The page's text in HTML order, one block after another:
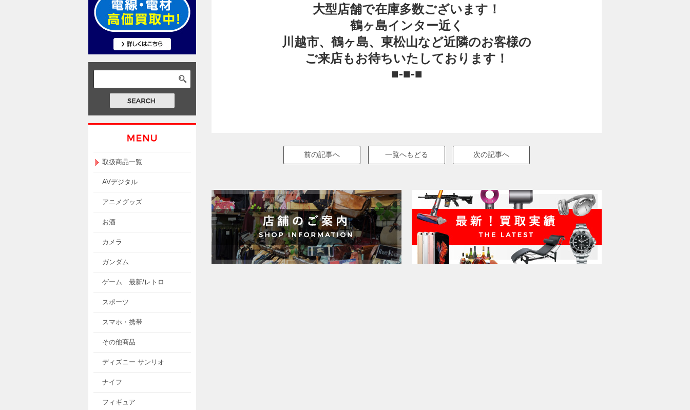
大型店舗で在庫多数ございます！
鶴ヶ島インター近く
川越市、鶴ヶ島、東松山など近隣のお客様の
ご来店もお待ちいたしております！
■-■-■
前の記事へ 次の記事へ
一覧へもどる
取扱商品一覧
AVデジタル
アニメグッズ
お酒
カメラ
ガンダム
ゲーム 最新/レトロ
スポーツ
スマホ・携帯
その他商品
ディズニー サンリオ
ナイフ
フィギュア